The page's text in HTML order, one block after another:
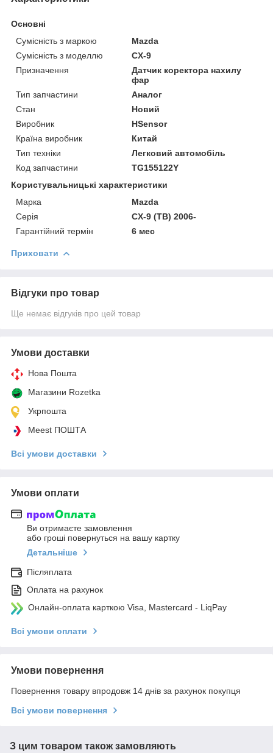
Основні
Сумісність з маркою
Mazda
Сумісність з моделлю
CX-9
Призначення
Датчик коректора нахилу
фар
Тип запчастини
Аналог
Стан
Новий
Виробник
HSensor
Країна виробник
Китай
Тип техніки
Легковий автомобіль
Код запчастини
TG155122Y
Користувальницькі характеристики
Марка
Mazda
Серія
CX-9 (TB) 2006-
Гарантійний термін
6 мес
Приховати
Відгуки про товар
Ще немає відгуків про цей товар
Умови доставки
Нова Пошта
Магазини Rozetka
Укрпошта
Meest ПОШТА
Всі умови доставки
Умови оплати
Ви отримаєте замовлення
або гроші повернуться на вашу картку
Детальніше
Післяплата
Оплата на рахунок
Онлайн-оплата карткою Visa, Mastercard - LiqPay
Всі умови оплати
Умови повернення
Повернення товару впродовж 14 днів за рахунок покупця
Всі умови повернення
З цим товаром також замовляють